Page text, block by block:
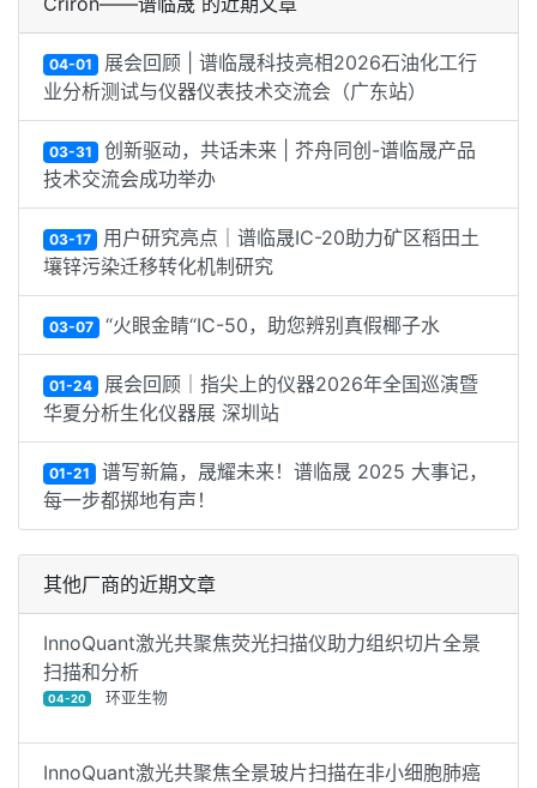
04-01 展会回顾 | 谱临晟科技亮相2026石油化工行
业分析测试与仪器仪表技术交流会（广东站）
03-31 创新驱动，共话未来 | 芥舟同创-谱临晟产品
技术交流会成功举办
03-17 用户研究亮点｜谱临晟IC-20助力矿区稻田土
壤锌污染迁移转化机制研究
03-07 “火眼金睛“IC-50，助您辨别真假椰子水
01-24 展会回顾｜指尖上的仪器2026年全国巡演暨
华夏分析生化仪器展 深圳站
01-21 谱写新篇，晟耀未来！谱临晟 2025 大事记，
每一步都掷地有声！
其他厂商的近期文章
InnoQuant激光共聚焦荧光扫描仪助力组织切片全景
扫描和分析
04-20 环亚生物
InnoQuant激光共聚焦全景玻片扫描在非小细胞肺癌